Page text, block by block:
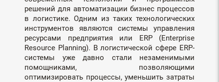
решений для автоматизации бизнес процессов
в логистике. Одним из таких технологических
инструментов являются системы управления
ресурсами предприятия или ERP (Enterprise
Resource Planning). В логистической сфере ERP-
системы уже давно стали незаменимыми
помощниками, позволяющими
оптимизировать процессы, уменьшить затраты